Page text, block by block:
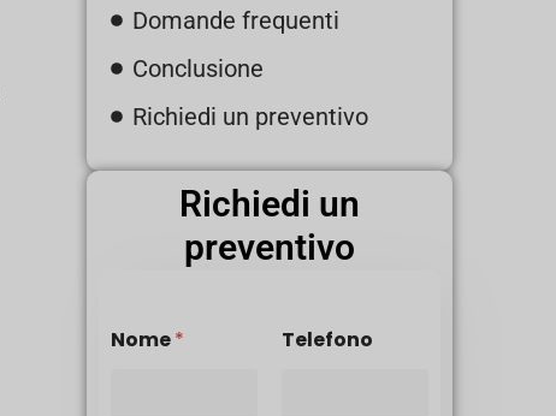
Domande frequenti
Conclusione
Richiedi un preventivo
Richiedi un
preventivo
Nome* Telefono